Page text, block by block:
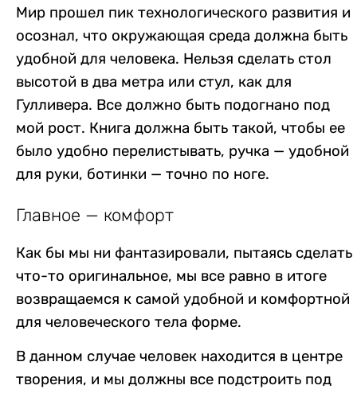
Мир прошел пик технологического развития и
осознал, что окружающая среда должна быть
удобной для человека. Нельзя сделать стол
высотой в два метра или стул, как для
Гулливера. Все должно быть подогнано под
мой рост. Книга должна быть такой, чтобы ее
было удобно перелистывать, ручка — удобной
для руки, ботинки — точно по ноге.
Главное — комфорт
Как бы мы ни фантазировали, пытаясь сделать
что-то оригинальное, мы все равно в итоге
возвращаемся к самой удобной и комфортной
для человеческого тела форме.
В данном случае человек находится в центре
творения, и мы должны все подстроить под